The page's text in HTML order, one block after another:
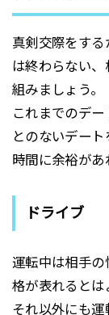
真剣交際をす
は終わらない
組みましょう。
これまでのデ
とのないデート
時間に余裕があ
ドライブ
運転中は相手の
格が表れるとは
それ以外にも